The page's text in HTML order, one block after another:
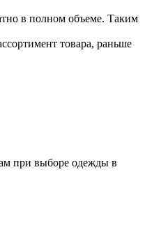
в полном объеме. Таким
товара, раньше
при выборе одежды в